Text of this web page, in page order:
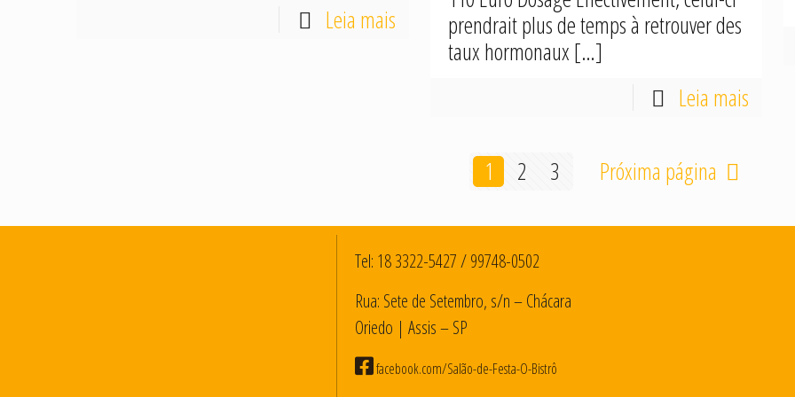
Leia mais
prendrait plus de temps à retrouver des
taux hormonaux[…]
Leia mais
1 2 3 Próxima página
Tel: 18 3322-5427/99748-0502
Rua: Sete de Setembro, s/n – Chácara
Oriedo | Assis – SP
facebook.com/Salão-de-Festa-O-Bistrô